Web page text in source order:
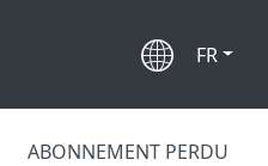
FR
ABONNEMENT PERDU